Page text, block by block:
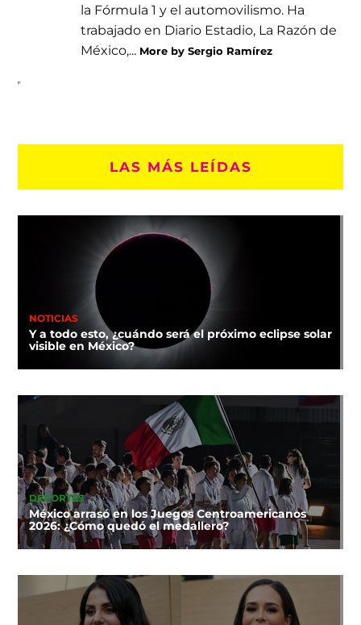
la Fórmula 1 y el automovilismo. Ha
trabajado en Diario Estadio, La Razón de
México,... More by Sergio Ramírez
LAS MÁS LEÍDAS
NOTICIAS
Y a todo esto, ¿cuándo será el próximo eclipse solar
visible en México?
DEPORTES
México arrasó en los Juegos Centroamericanos
2026: ¿Cómo quedó el medallero?